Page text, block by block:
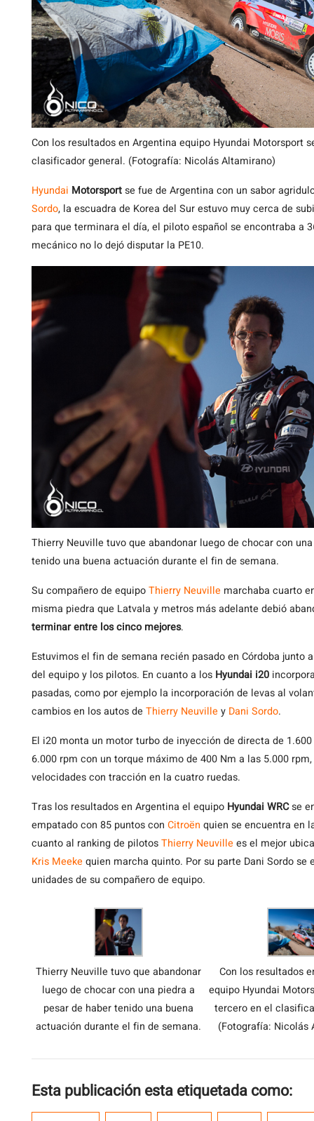
Con los resultados en Argentina equipo Hyundai Motorsport
clasificador general. (Fotografía: Nicolás Altamirano)
Hyundai Motorsportse fue de Argentina con un sabor
Sordo, la escuadra de Korea del Sur estuvo muy cerca de
para que terminara el día, el piloto español se encontraba a
mecánico no lo dejó disputar la PE10.
Thierry Neuville tuvo que abandonar luego de chocar con
tenido una buena actuación durante el fin de semana.
Su compañero de equipoThierry Neuville marchaba cuarto
misma piedra que Latvala y metros más adelante debió
terminar entre los cinco mejores.
Estuvimos el fin de semana recién pasado en Córdoba junto
del equipo y los pilotos. En cuanto a los Hyundai i20
pasadas, como por ejemplo la incorporación de levas al
cambios en los autos de Thierry Neuville y Dani Sordo.
El i20 monta un motor turbo de inyección de directa de
6.000 rpm con un torque máximo de 400 Nm a las 5.000
velocidades con tracción en la cuatro ruedas.
Tras los resultados en Argentina el equipo Hyundai WRCse
empatado con 85 puntos con Citroën quien se encuentra en
cuanto al ranking de pilotosThierry Neuville es el mejor
Kris Meeke quien marcha quinto. Por su parte Dani Sordo
unidades de su compañero de equipo.
Thierry Neuville tuvo que abandonar
luego de chocar con una piedra a
pesar de haber tenido una buena
actuación durante el fin de semana.
Con los resultados
equipo Hyundai
tercero en el
(Fotografía: Nicolás
Esta publicación esta etiquetada como: